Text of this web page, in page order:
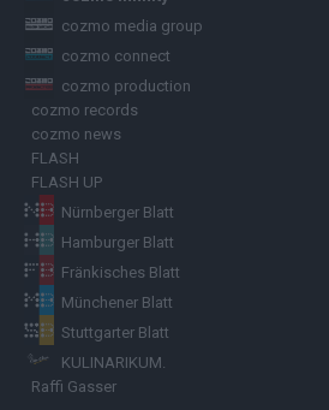
cozmo media group
cozmo connect
cozmo production
cozmo records
cozmo news
FLASH
FLASH UP
Nürnberger Blatt
Hamburger Blatt
Fränkisches Blatt
Münchener Blatt
Stuttgarter Blatt
KULINARIKUM.
Raffi Gasser